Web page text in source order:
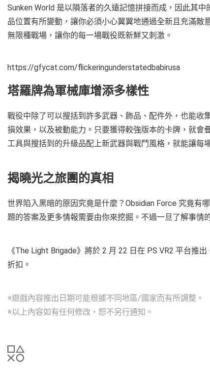
Sunken World 是以隕落者的久遠記憶拼接而成，因此其
品位置有所變動，讓你必須小心翼翼地通過全新且充滿敵
無限種戰場，讓你的每一場戰役既新鮮又刺激。
https://gfycat.com/flickeringunderstatedbabirusa
塔羅牌為軍械庫增添多樣性
戰役中除了可以搜括到許多武器、飾品、配件外，也能
損效果，以及被動能力。只要獲得較強版本的卡牌，就
工具與搜括到的升級品配上新武器與戰鬥風格，就能讓每
揭曉光之旅團的真相
世界陷入黑暗的原因究竟是什麼？Obsidian Force 究竟有
題的答案及更多情報需要由你來挖掘。不過一旦了解事情
《The Light Brigade》將於 2 月 22 日在 PS VR2 平台推出
折扣。
※遊戲內容推出日期可能根據不同地區/國家而有所調整。
※以上內容如有任何修改，恕不另行通知。